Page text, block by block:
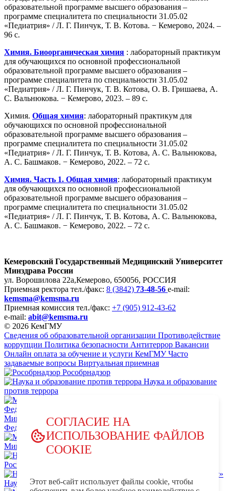
образовательной программе высшего образования –
программе специалитета по специальности 31.05.02
«Педиатрия» / Л. Г. Пинчук, Т. В. Котова. − Кемерово, 2024. –
96 с.
Химия. Биоорганическая химия : лабораторный практикум
для обучающихся по основной профессиональной
образовательной программе высшего образования –
программе специалитета по специальности 31.05.02
«Педиатрия» / Л. Г. Пинчук, Т. В. Котова, О. В. Гришаева, А.
С. Вальнюкова. − Кемерово, 2023. – 89 с.
Химия. Общая химия: лабораторный практикум для
обучающихся по основной профессиональной
образовательной программе высшего образования –
программе специалитета по специальности 31.05.02
«Педиатрия» / Л. Г. Пинчук, Т. В. Котова, А. С. Вальнюкова,
А. С. Башмаков. − Кемерово, 2022. – 72 с.
Химия. Часть 1. Общая химия: лабораторный практикум
для обучающихся по основной профессиональной
образовательной программе высшего образования –
программе специалитета по специальности 31.05.02
«Педиатрия» / Л. Г. Пинчук, Т. В. Котова, А. С. Вальнюкова,
А. С. Башмаков. − Кемерово, 2022. – 72 с.
Кемеровский Государственный Медицинский Университет
Минздрава России
ул. Ворошилова 22а,Кемерово, 650056, РОССИЯ
Приемная ректора тел./факс: 8 (3842) 73-48-56 e-mail:
kemsma@kemsma.ru
Приемная комиссия тел./факс: +7 (905) 912-43-62
e-mail: abit@kemsma.ru
© 2026 КемГМУ
Сведения об образовательной организации Противодействие
коррупции Политика безопасности Антитеррор Вакансии
Онлайн оплата за обучение и услуги КемГМУ Часто
задаваемые вопросы Виртуальная приемная
Рособрнадзор
Наука и образование
против террора
Министерство науки и высшего образования Российской
Федерации
Министерство просвещения Российской Федерации
НЦПТИ.РФ
Роспотребнадзор
Научно-образовательный центр мирового уровня «Кузбасс»
СОГЛАСИЕ НА
ИСПОЛЬЗОВАНИЕ ФАЙЛОВ
COOKIE
Этот веб-сайт использует файлы cookie, чтобы